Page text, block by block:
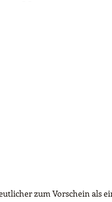
zum Vorschein als